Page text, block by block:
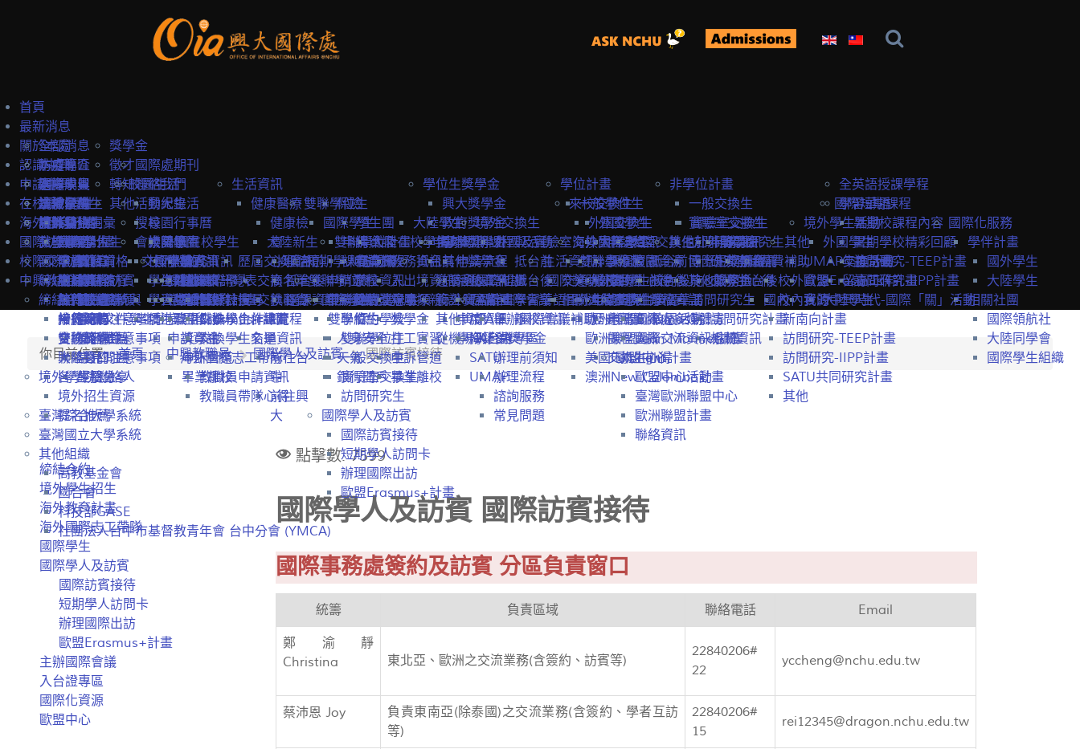
首頁
最新消息
全部消息
防疫專區
國際學生
本地學生
教職員
獎學金
徵才
轉知
其他
關於本處
本處簡介
本處成員
法規彙編
中英雙語詞彙
國際處期刊
聯絡我們
活動紀錄
搜尋
會議記錄
認識中興
選擇中興
認識台灣
認識台中
就學費用
學費
生活費
工作機會
校園生活
興大生活
校園行事曆
校園地圖
校內設施
學生活動
學習生活
學生住宿
生活資訊
健康醫療
健康檢
查
心理諮
商
就醫資
訊
保險
學生團
保
商業保
險
全民健
保
交通資訊
前往台
中
前往興
大
人身安全
天氣
銀行開戶
學位生獎學金
興大獎學金
政府獎學金
專案獎學金
其他獎學金
學位計畫
一般學位生
外國學生
大陸學生
雙聯學位生
外國學生
大陸學生
非學位計畫
一般交換生
實驗室交換生
訪問研究生
國際短期課程
全英語授課學程
學習華語
申請中興
境外學位生
身分別
國際學位生
國籍資格
申請流程
招生系所
申請文件
提名推薦
常見問題
經驗分享
大陸學生
申請資訊
課程資訊
常見問題
僑港澳生
申請資訊
雙聯學位生
國際學生
申請資訊
課程資訊
大陸學生
申請資訊
來校交換生
外國交換生
申請資訊
課程資訊
交換生心得
實驗室交換生
申請資訊
研究室資訊
交換生心得
大陸交換生
申請資訊
課程資訊
交換生心得
訪問研究生
訪問研究計畫
相關資訊
國際短期課程
暑期校課程內容
暑期學校精彩回顧
訪問研究-TEEP計畫
訪問研究-IIPP計畫
在校境外學生
境外學位生
外國新生
抵台前
抵台後
統一證號與
簽證
學習華語
外國在校學生
教務資訊
選課資訊
工作證
居留證
獎學金
申訴管道
畢業離校
大陸新生
抵台前
抵台後
選課資訊
大陸在校學生
教務資訊
入出境資訊
親屬探親
獎學金
打工實習
申訴管道
畢業離校
境外交換生
外國及實驗室交換生
抵台前
抵台後
學習華語
離校資訊
大陸交換生
抵台前
抵台後
離校資訊
訪問研究生
抵台前
抵台後
境外學生活動
外國學生
年度活動
留臺工作
大陸學生
國際化服務
學伴計畫
國外學生
大陸學生
相關社團
國際領航社
大陸同學會
國際學生組織
海外教育計畫
交換學生計畫
申請簡章
申請流程
熱門校統計
常見問題
交換獎學金
交換學校資訊
海外地區
大陸地區
歷屆交換資訊
交換名單
交換心得
雙聯學位計畫
申請流程
學校資訊
雙聯獎學金
海外短期課程與活動
申請流程
活動資訊
海外實習計畫
申請資訊
學海築夢獎學金
海外國際志工
計畫緣起
服務目標
申請資訊
歷史回顧
其他赴外獎學金
博士生獎學金
其他獎學金
其他
UMAP交換計畫
歐盟Erasmus+計畫
我的中興時代-國際「關」活動
國際訪賓與學人
國際訪賓
關於國際訪賓
接待原則
接待紀錄
國際學人
關於國際學人
交換教授計畫
歐盟Erasmus+計畫
短期學人訪問卡
申請流程
申請要點
抵台前
邀請函&工作證
簽證&居留證
其他資訊
從機場到台中
生活資訊
交通資訊
相關連結
校園資源
校內設施&服務
學習華語
校園活動
經費補助
校外資源
校內資源
校際交流合作
締結合約
締約注意事項
締約流程
合約範本
大陸簽約注意事項
各學院聯絡人
姊妹校一覽表
姊妹校搜尋
姊妹校合作總覽
雙聯學位
雙聯締約注意事項
雙聯締約學校
參與國際組織
EAIE
APAIE
NAFSA
SATU
UMAP
國際獎助計畫
國外
歐洲聯盟Erasmus+計畫
歐洲聯盟Jean Monnet計畫
美國Fulbright計畫
澳洲New Colombo計畫
國內
新南向計畫
訪問研究-TEEP計畫
訪問研究-IIPP計畫
SATU共同研究計畫
其他
臺灣綜合大學系統
臺灣國立大學系統
其他組織
高教基金會
國合會
科技部GASE
社團法人台中市基督教青年會 台中分會 (YMCA)
中興教職員
締結合約
一般締約注意事項
雙聯締約注意事項
聯絡窗口
境外學生招生
境外招生資源
提名推薦
海外教育計畫
交換學生計畫流程
交換學生名單
海外國際志工帶隊
教職員申請資訊
教職員帶隊心得
國際學生
學位生
雙聯學位生
一般交換生
實驗室交換生
訪問研究生
國際學人及訪賓
國際訪賓接待
短期學人訪問卡
辦理國際出訪
歐盟Erasmus+計畫
主辦國際會議
舉辦國際會議補助
入台證專區
辦理前須知
辦理流程
諮詢服務
常見問題
國際化資源
國際處多媒體
國際交流資訊系統
歐盟中心
歐盟中心活動
臺灣歐洲聯盟中心
歐洲聯盟計畫
聯絡資訊
你目前位置: 首頁 中興教職員 國際學人及訪賓 國際訪賓接待
締結合約
境外學生招生
海外教育計畫
海外國際志工帶隊
國際學生
國際學人及訪賓
國際訪賓接待
短期學人訪問卡
辦理國際出訪
歐盟Erasmus+計畫
主辦國際會議
入台證專區
國際化資源
歐盟中心
點擊數: 7599
國際學人及訪賓 國際訪賓接待
國際事務處簽約及訪賓 分區負責窗口
統籌 負責區域 聯絡電話 Email
鄭渝靜
Christina
東北亞、歐洲之交流業務(含簽約、訪賓等)
22840206#
22
yccheng@nchu.edu.tw
蔡沛恩 Joy
負責東南亞(除泰國)之交流業務(含簽約、學者互訪
等)
22840206#
15
rei12345@dragon.nchu.edu.tw